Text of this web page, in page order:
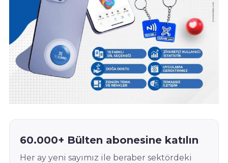
60.000+ Bülten abonesine katılın
Her ay yeni sayımız ile beraber sektördeki